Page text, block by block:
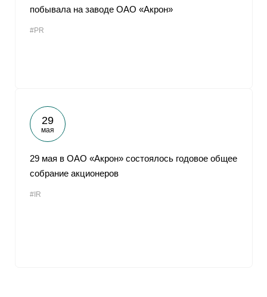
побывала на заводе ОАО «Акрон»
#PR
29
мая
29 мая в ОАО «Акрон» состоялось годовое общее
собрание акционеров
#IR